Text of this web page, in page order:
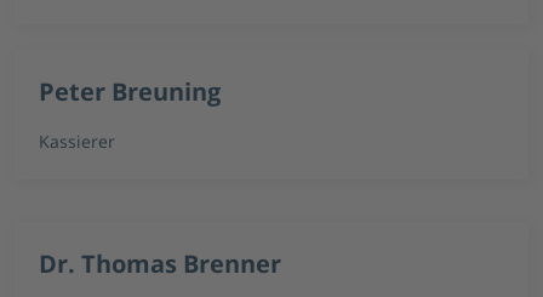
Peter Breuning
Kassierer
Dr. Thomas Brenner